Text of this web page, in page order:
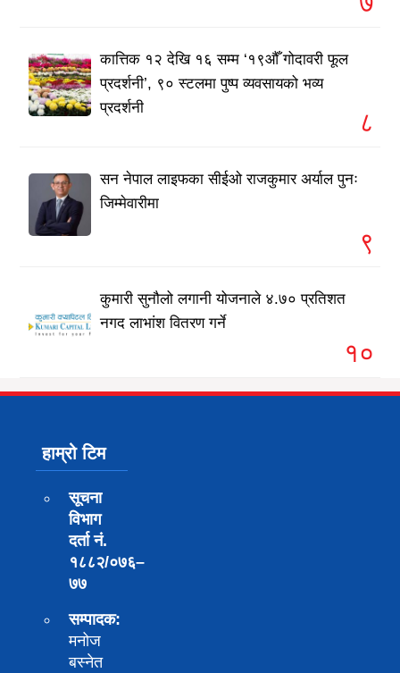
कात्तिक १२ देखि १६ सम्म ‘१९औँ गोदावरी फूल
प्रदर्शनी’, ९० स्टलमा पुष्प व्यवसायको भव्य
प्रदर्शनी
८
सन नेपाल लाइफका सीईओ राजकुमार अर्याल पुनः
जिम्मेवारीमा
९
कुमारी सुनौलो लगानी योजनाले ४.७० प्रतिशत
नगद लाभांश वितरण गर्ने
१०
हाम्रो टिम
सूचना
विभाग
दर्ता नं.
१८८२/०७६–
७७
सम्पादक:
मनोज
बस्नेत